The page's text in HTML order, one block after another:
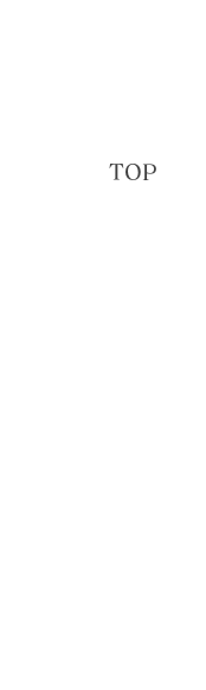
TOP